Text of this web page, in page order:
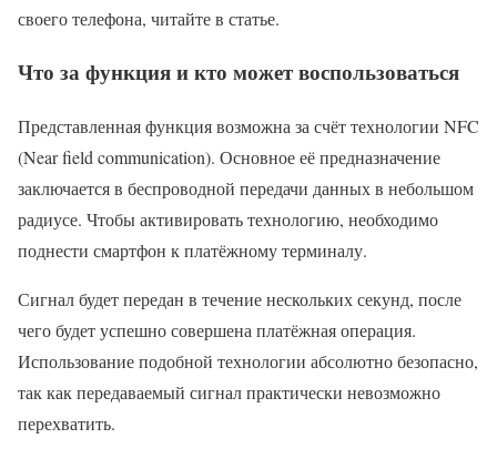
своего телефона, читайте в статье.
Что за функция и кто может воспользоваться
Представленная функция возможна за счёт технологии NFC
(Near field communication). Основное её предназначение
заключается в беспроводной передачи данных в небольшом
радиусе. Чтобы активировать технологию, необходимо
поднести смартфон к платёжному терминалу.
Сигнал будет передан в течение нескольких секунд, после
чего будет успешно совершена платёжная операция.
Использование подобной технологии абсолютно безопасно,
так как передаваемый сигнал практически невозможно
перехватить.